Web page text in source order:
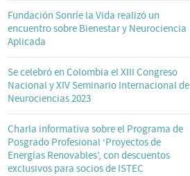
Fundación Sonríe la Vida realizó un
encuentro sobre Bienestar y Neurociencia
Aplicada
Se celebró en Colombia el XIII Congreso
Nacional y XIV Seminario Internacional de
Neurociencias 2023
Charla informativa sobre el Programa de
Posgrado Profesional ‘Proyectos de
Energías Renovables’, con descuentos
exclusivos para socios de ISTEC